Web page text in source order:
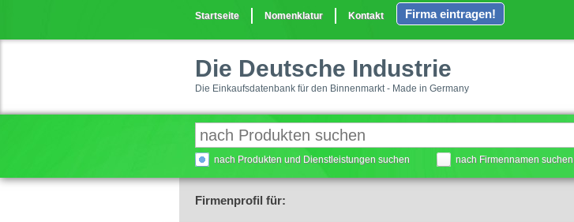
Startseite Nomenklatur Kontakt Firma eintragen!
Die Deutsche Industrie
Die Einkaufsdatenbank für den Binnenmarkt - Made in Germany
nach Produkten und Dienstleistungen suchen nach Firmennamen suchen
Firmenprofil für: